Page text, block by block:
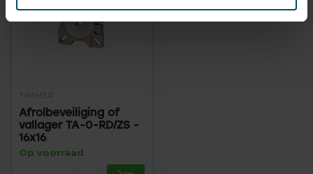
TIMMER
Afrolbeveiliging of
vallager TA-0-RD/ZS -
16x16
Op voorraad